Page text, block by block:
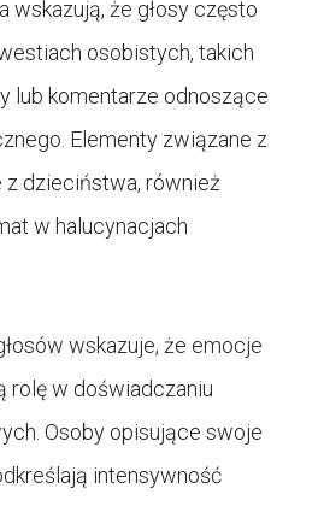
wskazują, że głosy często
osobistych, takich
lub komentarze odnoszące
Elementy związane z
dzieciństwa, również
w halucynacjach
wskazuje, że emocje
rolę w doświadczaniu
Osoby opisujące swoje
intensywność